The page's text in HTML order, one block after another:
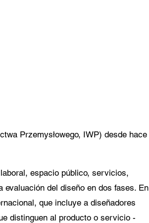
Przemysłowego, IWP) desde hace
espacio público, servicios,
del diseño en dos fases. En
que incluye a diseñadores
distinguen al producto o servicio -
al
en